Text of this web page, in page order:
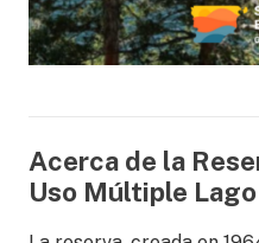
Acerca de la
Uso Múltiple